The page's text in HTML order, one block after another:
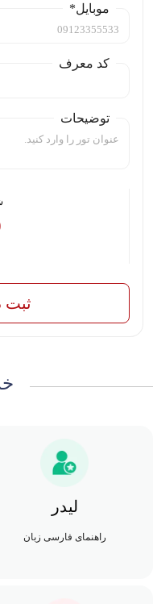
موبایل*
کد معرف
توضیحات
لیدر
راهنمای فارسی زبان